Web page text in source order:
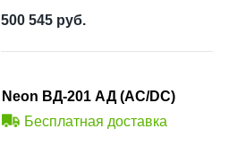
500 545 руб.
Neon ВД-201 АД (AC/DC)
Бесплатная доставка